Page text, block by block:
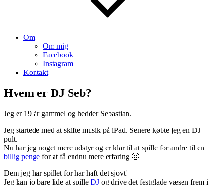
Om
Om mig
Facebook
Instagram
Kontakt
Hvem er DJ Seb?
Jeg er 19 år gammel og hedder Sebastian.
​Jeg startede med at skifte musik på iPad. Senere købte jeg en DJ
pult.
Nu har jeg noget mere udstyr og er klar til at spille for andre til en
billig penge for at få endnu mere erfaring 🙂
Dem jeg har spillet for har haft det sjovt!
Jeg kan jo bare lide at spille DJ og drive det festglade væsen frem i